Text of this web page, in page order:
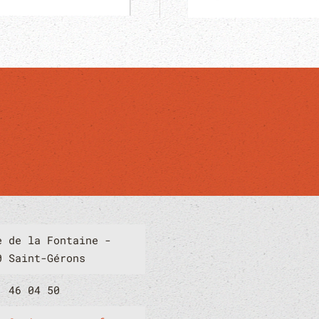
de la Fontaine -
Saint-Gérons
46 04 50